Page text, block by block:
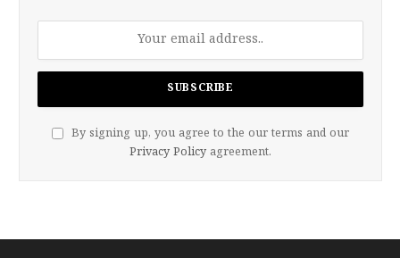
By signing up, you agree to the our terms and our
Privacy Policy agreement.